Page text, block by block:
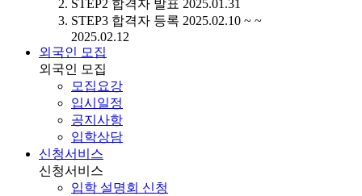
STEP2 합격자 발표 2025.01.31
STEP3 합격자 등록 2025.02.10 ~ ~
2025.02.12
외국인 모집
외국인 모집
모집요강
입시일정
공지사항
입학상담
신청서비스
신청서비스
입학 설명회 신청